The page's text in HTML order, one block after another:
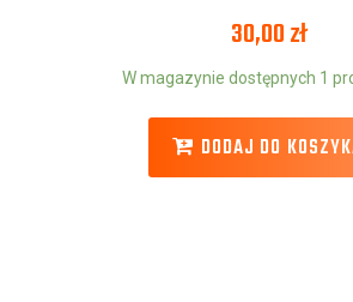
30,00zł
W magazynie dostępnych 1
DODAJ DO